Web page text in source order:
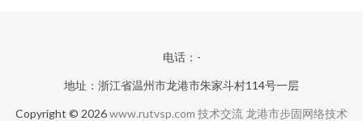
电话：-
地址：浙江省温州市龙港市朱家斗村114号一层
Copyright © 2026www.rutvsp.com 技术交流龙港市步固网络技术